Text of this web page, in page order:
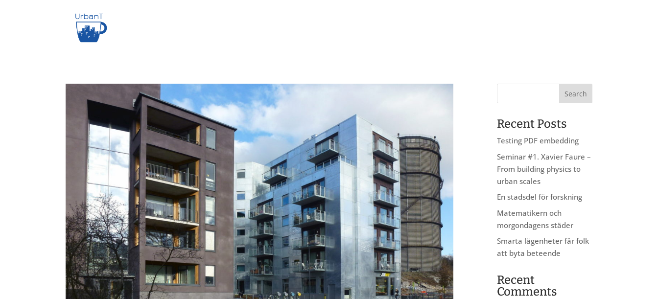
Recent Posts
Testing PDF embedding
Seminar #1. Xavier Faure –
From building physics to
urban scales
En stadsdel för forskning
Matematikern och
morgondagens städer
Smarta lägenheter får folk
att byta beteende
Recent
Comments